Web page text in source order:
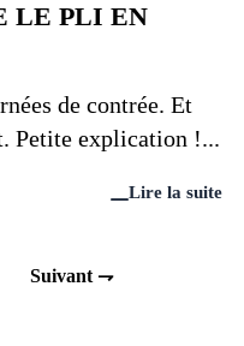
LE PLI EN
de contrée. Et
Petite explication !...
Lire la suite
Suivant ⇁